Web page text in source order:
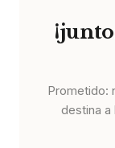
Prometido:
destina a